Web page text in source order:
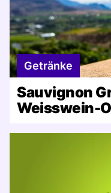
Getränke
Sauvignon
Weisswein-